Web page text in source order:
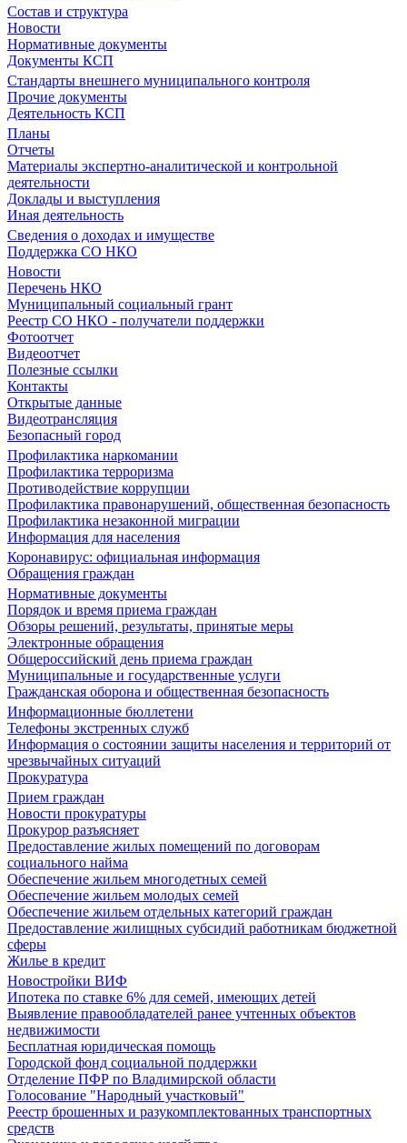
Состав и структура
Новости
Нормативные документы
Документы КСП
Стандарты внешнего муниципального контроля
Прочие документы
Деятельность КСП
Планы
Отчеты
Материалы экспертно-аналитической и контрольной
деятельности
Доклады и выступления
Иная деятельность
Сведения о доходах и имуществе
Поддержка СО НКО
Новости
Перечень НКО
Муниципальный социальный грант
Реестр СО НКО - получатели поддержки
Фотоотчет
Видеоотчет
Полезные ссылки
Контакты
Открытые данные
Видеотрансляция
Безопасный город
Профилактика наркомании
Профилактика терроризма
Противодействие коррупции
Профилактика правонарушений, общественная безопасность
Профилактика незаконной миграции
Информация для населения
Коронавирус: официальная информация
Обращения граждан
Нормативные документы
Порядок и время приема граждан
Обзоры решений, результаты, принятые меры
Электронные обращения
Общероссийский день приема граждан
Муниципальные и государственные услуги
Гражданская оборона и общественная безопасность
Информационные бюллетени
Телефоны экстренных служб
Информация о состоянии защиты населения и территорий от
чрезвычайных ситуаций
Прокуратура
Прием граждан
Новости прокуратуры
Прокурор разъясняет
Предоставление жилых помещений по договорам
социального найма
Обеспечение жильем многодетных семей
Обеспечение жильем молодых семей
Обеспечение жильем отдельных категорий граждан
Предоставление жилищных субсидий работникам бюджетной
сферы
Жилье в кредит
Новостройки ВИФ
Ипотека по ставке 6% для семей, имеющих детей
Выявление правообладателей ранее учтенных объектов
недвижимости
Бесплатная юридическая помощь
Городской фонд социальной поддержки
Отделение ПФР по Владимирской области
Голосование "Народный участковый"
Реестр брошенных и разукомплектованных транспортных
средств